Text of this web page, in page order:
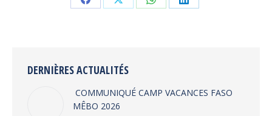
Share Share Share Share
DERNIÈRES ACTUALITÉS
COMMUNIQUÉ CAMP VACANCES FASO
MÊBO 2026